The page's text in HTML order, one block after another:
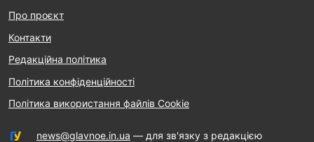
Про проєкт
Контакти
Редакційна політика
Політика конфіденційності
Політика використання файлів Cookie
news@glavnoe.in.ua — для зв'язку з редакцією